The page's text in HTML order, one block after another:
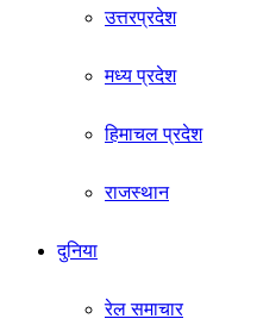
उत्तरप्रदेश
मध्य प्रदेश
हिमाचल प्रदेश
राजस्थान
दुनिया
रेल समाचार